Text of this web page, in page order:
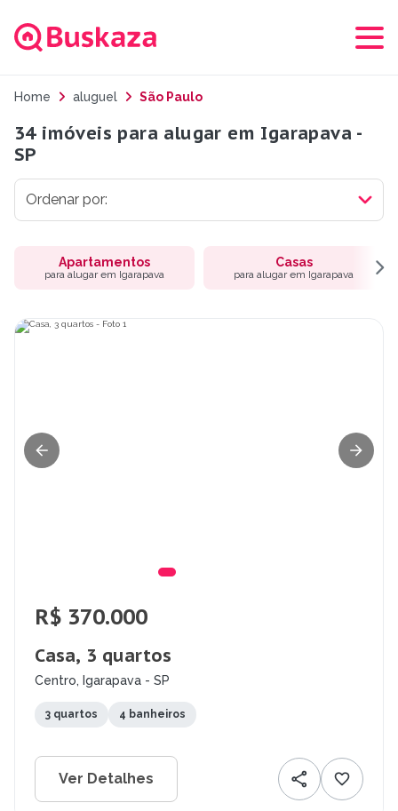
Home aluguel São Paulo
34 imóveis para alugar em Igarapava -
SP
Apartamentos
para alugar em Igarapava
Casas
para alugar em Igarapava
R$ 370.000
Casa, 3 quartos
Centro, Igarapava - SP
3 quartos 4 banheiros
Ver Detalhes